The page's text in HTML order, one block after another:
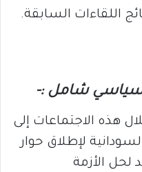
اللقاءات السابقة.
سياسي شامل :-
هذه الاجتماعات إلى
لإطلاق حوار
الأزمة